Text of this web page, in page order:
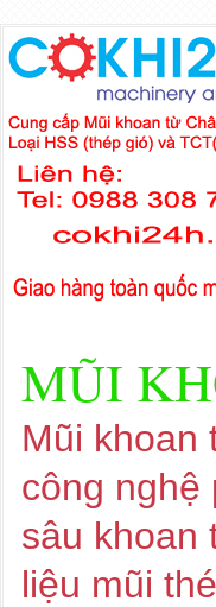
MŨI
Mũi khoan
công
sâu khoan
liệu mũi